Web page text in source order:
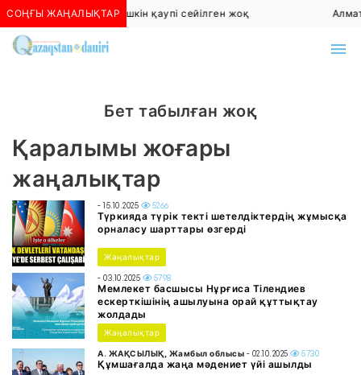
СОҢҒЫ ЖАҢАЛЫҚТАР
Алматыда көшкін қаупі сейілген жоқ
Бет табылған жоқ
Қаралымы жоғары
жаңалықтар
- 15.10.2025 5266
Түркияда түрік текті шетелдіктердің жұмысқа
орналасу шарттары өзгерді
Жаңалықтар
- 03.10.2025 5798
Мемлекет басшысы Нұрғиса Тілендиев
ескерткішінің ашылуына орай құттықтау
жолдады
Жаңалықтар
А. ЖАҚСЫЛЫҚ, Жамбыл облысы - 02.10.2025 5730
Құмшағалда жаңа мәдениет үйі ашылды